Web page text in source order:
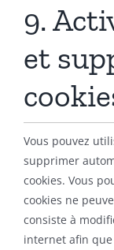
9.
et
Vous pouvez
supprimer
cookies. Vous
cookies ne
consiste à
internet afin que